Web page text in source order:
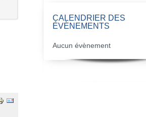
CALENDRIER DES
ÉVÈNEMENTS
Aucun évènement